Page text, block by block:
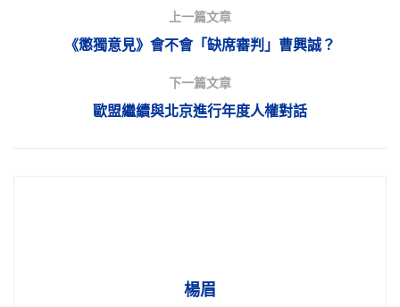
上一篇文章
《懲獨意見》會不會「缺席審判」曹興誠？
下一篇文章
歐盟繼續與北京進行年度人權對話
楊眉